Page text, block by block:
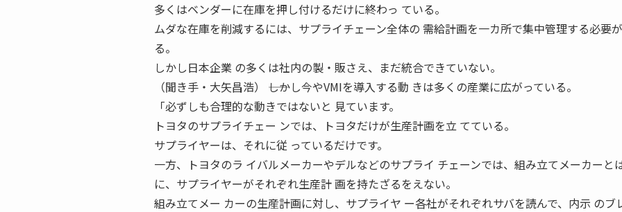
多くはベンダーに在庫を押し付けるだけに終わっ ている。
ムダな在庫を削減するには、サプライチェーン全体の 需給計画を一カ所で集中管理する必要
る。
しかし日本企業 の多くは社内の製・販さえ、まだ統合できていない。
（聞き手・大矢昌浩） ――しかし今やVMIを導入する動 きは多くの産業に広がっている。
「必ずしも合理的な動きではないと 見ています。
トヨタのサプライチェー ンでは、トヨタだけが生産計画を立 てている。
サプライヤーは、それに従 っているだけです。
一方、トヨタのラ イバルメーカーやデルなどのサプライ チェーンでは、組み立てメーカーと
に、サプライヤーがそれぞれ生産計 画を持たざるをえない。
組み立てメー カーの生産計画に対し、サプライヤ ー各社がそれぞれサバを読んで、内示 のブ